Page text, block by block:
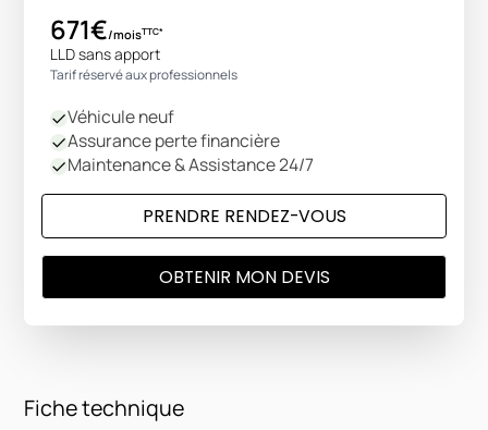
Fiche technique
671€/moisTTC*
LLD sans apport
Tarif réservé aux professionnels
Véhicule neuf
Assurance perte financière
Maintenance & Assistance 24/7
PRENDRE RENDEZ-VOUS
OBTENIR MON DEVIS